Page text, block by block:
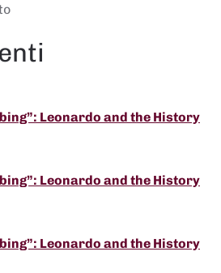
Leonardo and the History
Leonardo and the History
Leonardo and the History